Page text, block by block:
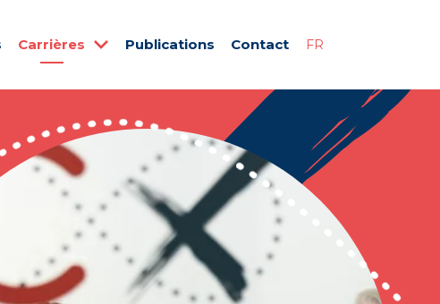
Carrières Publications Contact FR